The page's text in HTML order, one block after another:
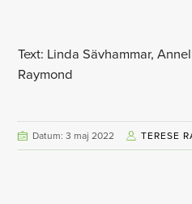
Text: Linda Sävhammar,
Raymond
Datum: 3 maj 2022 TERESE